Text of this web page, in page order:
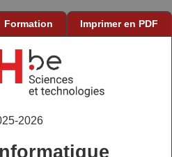
Formation Imprimer en PDF
2026